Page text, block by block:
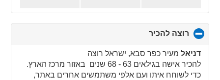
רוצה להכיר
to
collapse
contents
דניאל מעיר כפר סבא, ישראל רוצה
להכיר אישה בגילאים 63 - 68 שנים באזור מרכז הארץ.
כדי לשוחח איתו ועם אלפי משתמשים אחרים באתר,